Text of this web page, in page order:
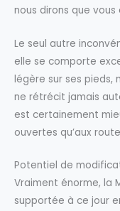
nous dirons que
Le seul autre
elle se comporte
légère sur ses pieds,
ne rétrécit jamais
est certainement
ouvertes qu’aux
Potentiel de
Vraiment énorme, la
supportée à ce jour